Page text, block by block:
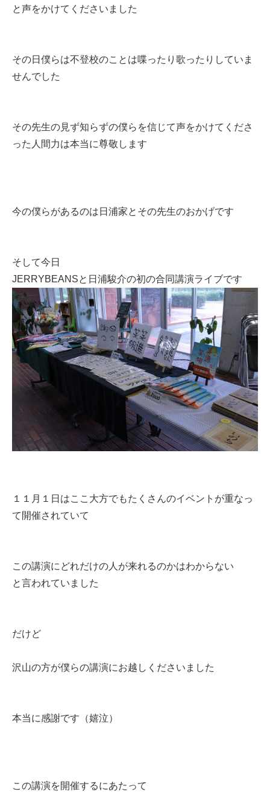
と声をかけてくださいました
その日僕らは不登校のことは喋ったり歌ったりしていま
せんでした
その先生の見ず知らずの僕らを信じて声をかけてくださ
った人間力は本当に尊敬します
今の僕らがあるのは日浦家とその先生のおかげです
そして今日
JERRYBEANSと日浦駿介の初の合同講演ライブです
１１月１日はここ大方でもたくさんのイベントが重なっ
て開催されていて
この講演にどれだけの人が来れるのかはわからない
と言われていました
だけど
沢山の方が僕らの講演にお越しくださいました
本当に感謝です（嬉泣）
この講演を開催するにあたって